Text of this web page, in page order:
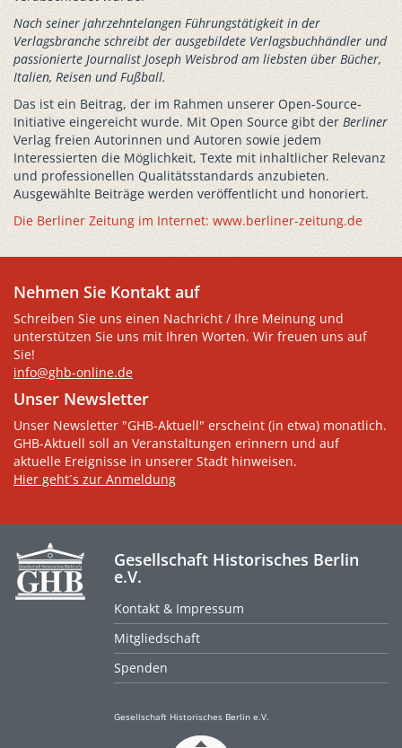
Nach seiner jahrzehntelangen Führungstätigkeit in der
Verlagsbranche schreibt der ausgebildete Verlagsbuchhändler und
passionierte Journalist Joseph Weisbrod am liebsten über Bücher,
Italien, Reisen und Fußball.
Das ist ein Beitrag, der im Rahmen unserer Open-Source-
Initiative eingereicht wurde. Mit Open Source gibt der Berliner
Verlag freien Autorinnen und Autoren sowie jedem
Interessierten die Möglichkeit, Texte mit inhaltlicher Relevanz
und professionellen Qualitätsstandards anzubieten.
Ausgewählte Beiträge werden veröffentlicht und honoriert.
Die Berliner Zeitung im Internet: www.berliner-zeitung.de
Nehmen Sie Kontakt auf
Schreiben Sie uns einen Nachricht / Ihre Meinung und
unterstützen Sie uns mit Ihren Worten. Wir freuen uns auf
Sie!
info@ghb-online.de
Unser Newsletter
Unser Newsletter "GHB-Aktuell" erscheint (in etwa) monatlich.
GHB-Aktuell soll an Veranstaltungen erinnern und auf
aktuelle Ereignisse in unserer Stadt hinweisen.
Hier geht´s zur Anmeldung
Gesellschaft Historisches Berlin
e.V.
Kontakt & Impressum
Mitgliedschaft
Spenden
Gesellschaft Historisches Berlin e.V.